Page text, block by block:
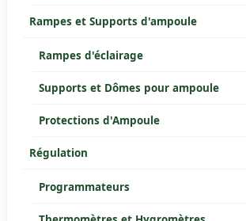
Rampes et Supports d'ampoule
Rampes d'éclairage
Supports et Dômes pour ampoule
Protections d'Ampoule
Régulation
Programmateurs